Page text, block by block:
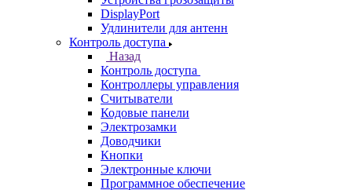
DisplayPort
Удлинители для антенн
Контроль доступа
Назад
Контроль доступа
Контроллеры управления
Считыватели
Кодовые панели
Электрозамки
Доводчики
Кнопки
Электронные ключи
Программное обеспечение